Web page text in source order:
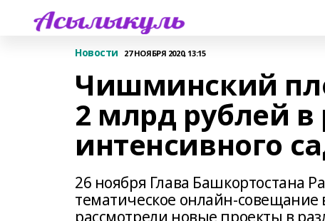
Новости 27 НОЯБРЯ 2020, 13:15
Чишминский
2 млрд рублей в
интенсивного
26 ноября Глава Башкортостана
тематическое онлайн-совещание
рассмотрели новые проекты в